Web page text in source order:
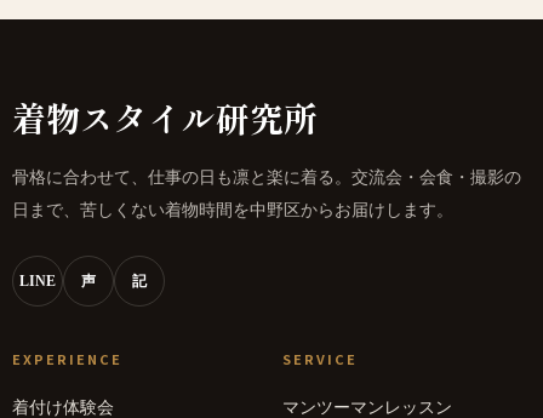
着物スタイル研究所
骨格に合わせて、仕事の日も凛と楽に着る。交流会・会食・撮影の
日まで、苦しくない着物時間を中野区からお届けします。
LINE 声 記
EXPERIENCE
着付け体験会
SERVICE
マンツーマンレッスン